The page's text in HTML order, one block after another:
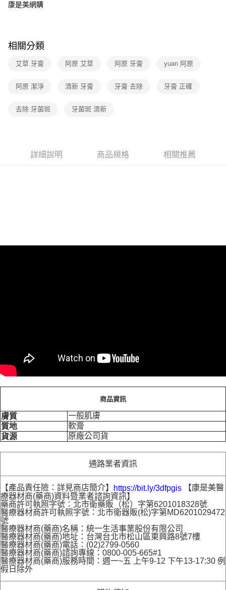
悠遊付
運送方式
超商取貨付款(下單後3-5個工作天配送)
每筆NT$70，滿NT$399(含以上)免運費
康是美網購
相關分類
艾草 牙膏 阿原 艾草 阿原 牙膏 yuan 阿原
阿原 潔淨 清新 牙膏 牙膏 去除 牙膏 正確
去除 牙菌斑 牙菌斑 清新
詳細說明 商品規格 相關推薦
商品資訊
膚質
一般肌膚
質地
軟膏
貨源
原廠公司貨
通路業者資訊
【產品責任險：詳見商店簡介】 https://bit.ly/3dfpgis 【康是美醫
療器材商(藥商)資料暨業者諮詢資訊】
藥商許可執照字號：北市衛藥販（松）字第6201018328號
醫療器材商許可執照字號：北市衛器販(松)字第MD6201029472
號
醫療器材商(藥商)名稱：統一生活事業股份有限公司
醫療器材商(藥商)地址：台灣台北市松山區東興路8號7樓
醫療器材商(藥商)電話：(02)2799-0560
醫療器材商(藥商)諮詢專線：0800-005-665#1
醫療器材商(藥商)服務時間：週一~五 上午9-12 下午13-17:30 例
假日除外